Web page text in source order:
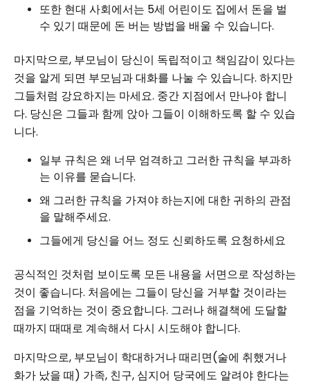
또한 현대 사회에서는 5세 어린이도 집에서 돈을 벌
수 있기 때문에 돈 버는 방법을 배울 수 있습니다.
마지막으로, 부모님이 당신이 독립적이고 책임감이 있다는
것을 알게 되면 부모님과 대화를 나눌 수 있습니다. 하지만
그들처럼 강요하지는 마세요. 중간 지점에서 만나야 합니
다. 당신은 그들과 함께 앉아 그들이 이해하도록 할 수 있습
니다.
일부 규칙은 왜 너무 엄격하고 그러한 규칙을 부과하
는 이유를 묻습니다.
왜 그러한 규칙을 가져야 하는지에 대한 귀하의 관점
을 말해주세요.
그들에게 당신을 어느 정도 신뢰하도록 요청하세요
공식적인 것처럼 보이도록 모든 내용을 서면으로 작성하는
것이 좋습니다. 처음에는 그들이 당신을 거부할 것이라는
점을 기억하는 것이 중요합니다. 그러나 해결책에 도달할
때까지 때때로 계속해서 다시 시도해야 합니다.
마지막으로, 부모님이 학대하거나 때리면(술에 취했거나
화가 났을 때) 가족, 친구, 심지어 당국에도 알려야 한다는